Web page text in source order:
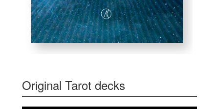
Original Tarot decks